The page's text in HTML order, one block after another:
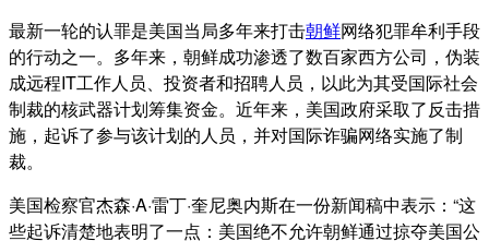
最新一轮的认罪是美国当局多年来打击朝鲜网络犯罪牟利手段
的行动之一。多年来，朝鲜成功渗透了数百家西方公司，伪装
成远程IT工作人员、投资者和招聘人员，以此为其受国际社会
制裁的核武器计划筹集资金。近年来，美国政府采取了反击措
施，起诉了参与该计划的人员，并对国际诈骗网络实施了制
裁。
美国检察官杰森·A·雷丁·奎尼奥内斯在一份新闻稿中表示：“这
些起诉清楚地表明了一点：美国绝不允许朝鲜通过掠夺美国公